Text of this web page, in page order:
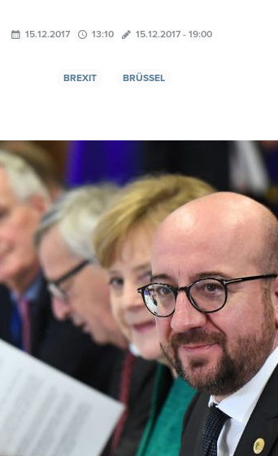
15.12.2017 13:10 15.12.2017 - 19:00
BREXIT BRÜSSEL